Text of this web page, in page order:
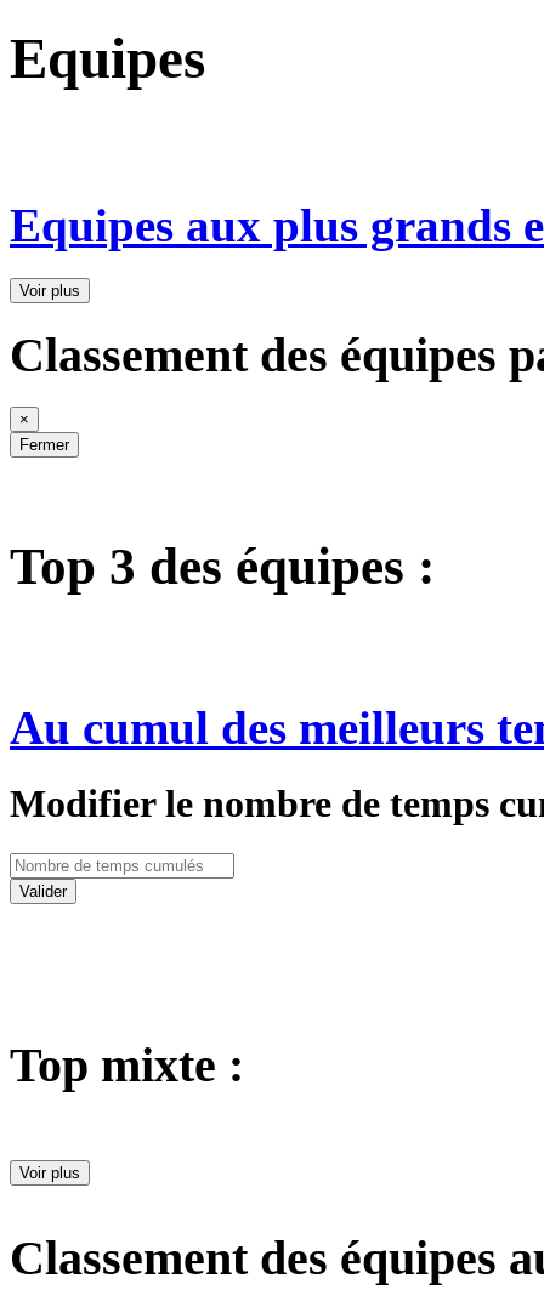
Equipes
Equipes aux plus grands
Voir plus
Classement des équipes
×
Fermer
Top 3 des équipes :
Au cumul des meilleurs
Modifier le nombre de temps
Valider
Top mixte :
Voir plus
Classement des équipes